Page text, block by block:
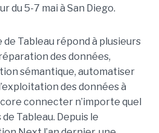
du 5-7 mai à San Diego.
de Tableau répond à plusieurs
des données,
sémantique, automatiser
des données à
connecter n’importe quel
Tableau. Depuis le